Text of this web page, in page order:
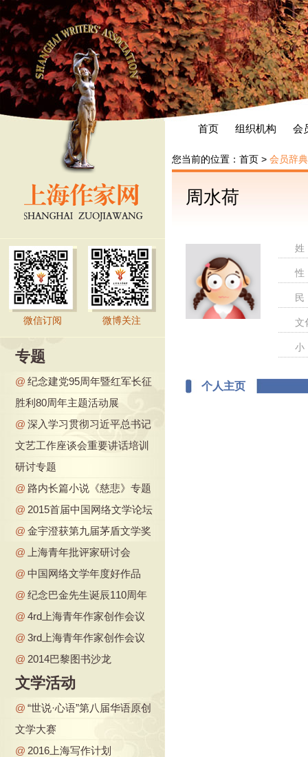
首页 组织机构 会
微信订阅 微博关注
专题
@ 纪念建党95周年暨红军长征
胜利80周年主题活动展
@ 深入学习贯彻习近平总书记
文艺工作座谈会重要讲话培训
研讨专题
@ 路内长篇小说《慈悲》专题
@ 2015首届中国网络文学论坛
@ 金宇澄获第九届茅盾文学奖
@
上海青年批评家研讨会
@ 中国网络文学年度好作品
@ 纪念巴金先生诞辰110周年
@ 4rd上海青年作家创作会议
@ 3rd上海青年作家创作会议
@ 2014巴黎图书沙龙
文学活动
@ “世说·心语”第八届华语原创
文学大赛
@ 2016上海写作计划
您当前的位置： 首页 > 会员辞典
周水荷
文
个人主页